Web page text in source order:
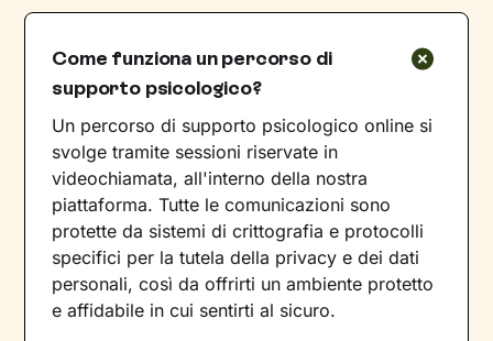
Come funziona un percorso di
supporto psicologico?
Un percorso di supporto psicologico online si
svolge tramite sessioni riservate in
videochiamata, all'interno della nostra
piattaforma. Tutte le comunicazioni sono
protette da sistemi di crittografia e protocolli
specifici per la tutela della privacy e dei dati
personali, così da offrirti un ambiente protetto
e affidabile in cui sentirti al sicuro.